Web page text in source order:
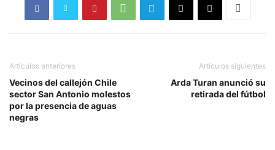
Artículos anteriores
Vecinos del callejón Chile
sector San Antonio molestos
por la presencia de aguas
negras
Artículos siguientes
Arda Turan anunció su
retirada del fútbol